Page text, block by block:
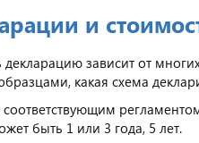
и
зависит от
какая схема
быть 1 или 3 года, 5 лет.